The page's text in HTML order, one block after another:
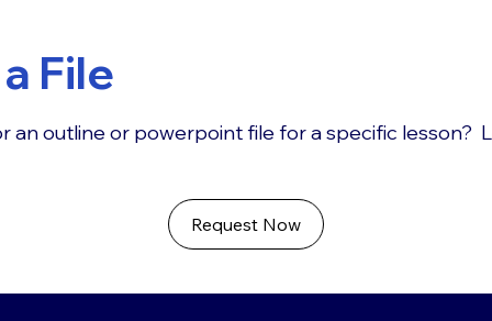
File
an outline or powerpoint file for a specific lesson?
Request Now